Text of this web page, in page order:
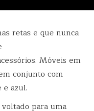
retas e que nunca
Móveis em
conjunto com
e azul.
para uma